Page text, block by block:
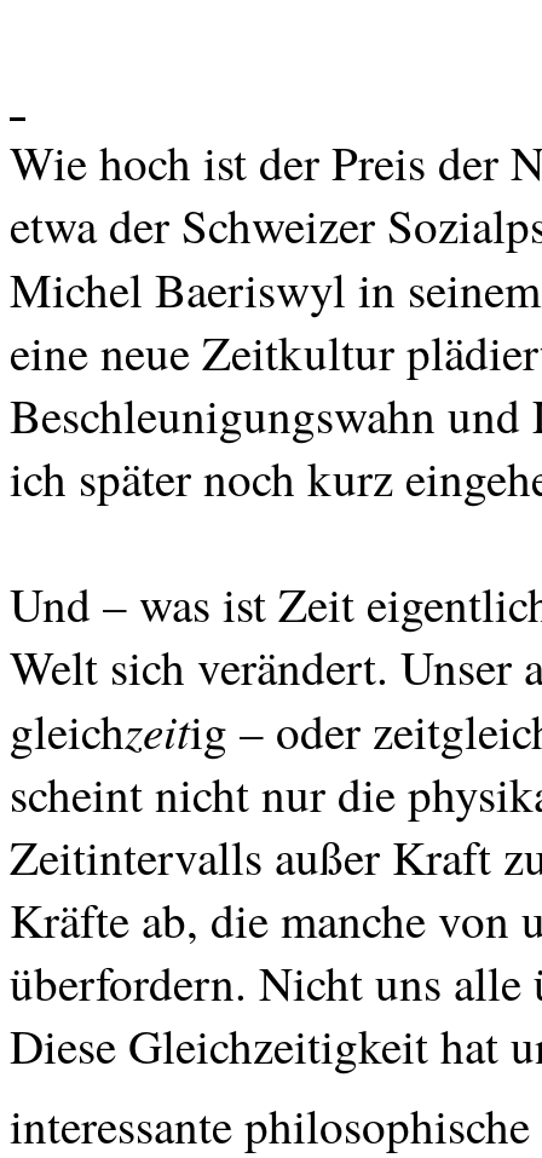
Wie hoch ist der Preis der
etwa der Schweizer
Michel Baeriswyl in
eine neue Zeitkultur
Beschleunigungswahn
ich später noch kurz
Und – was ist Zeit
Welt sich verändert. Unser
gleichzeitig – oder
scheint nicht nur die
Zeitintervalls außer Kraft
Kräfte ab, die manche von
überfordern. Nicht uns alle
Diese Gleichzeitigkeit hat
interessante